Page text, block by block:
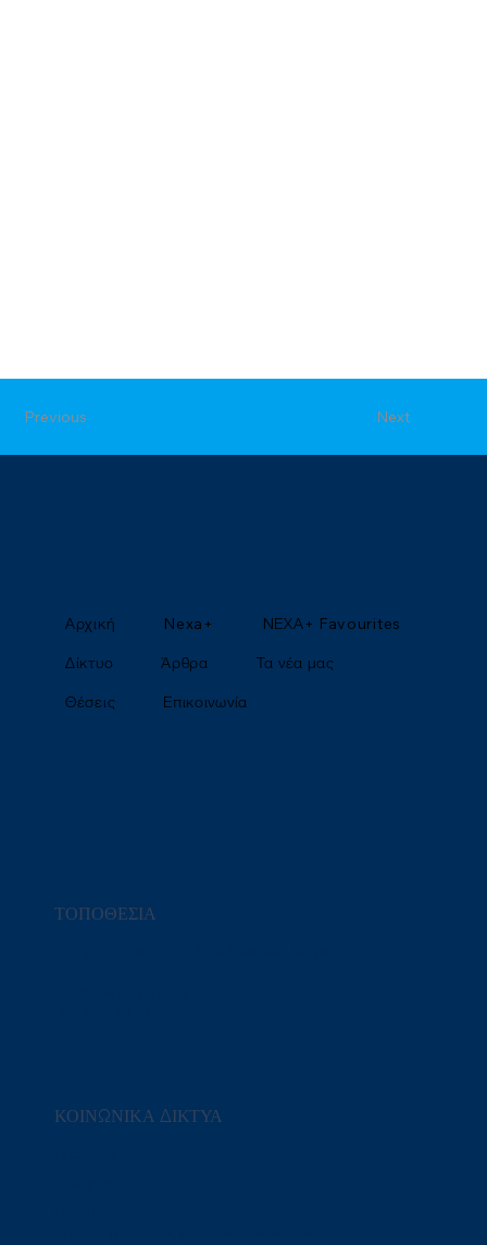
Next
Previous
Αρχική Nexa+
NΕΧΑ+ Favourites
Δίκτυο
Άρθρα
Τα νέα μας
Θέσεις
Επικοινωνία
ΤΟΠΟΘΕΣΙΑ
ΚΟΙΝΩΝΙΚΑ ΔΙΚΤΥΑ